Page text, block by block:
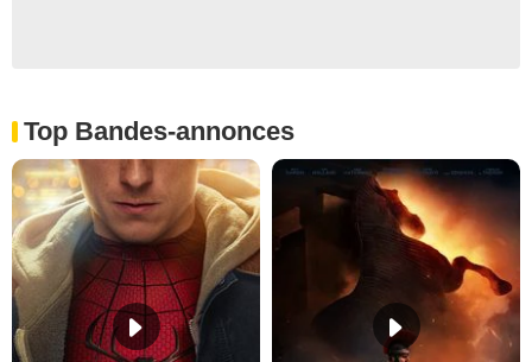
Top Bandes-annonces